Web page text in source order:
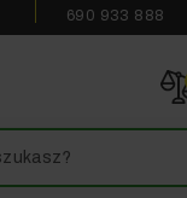
690 933 888